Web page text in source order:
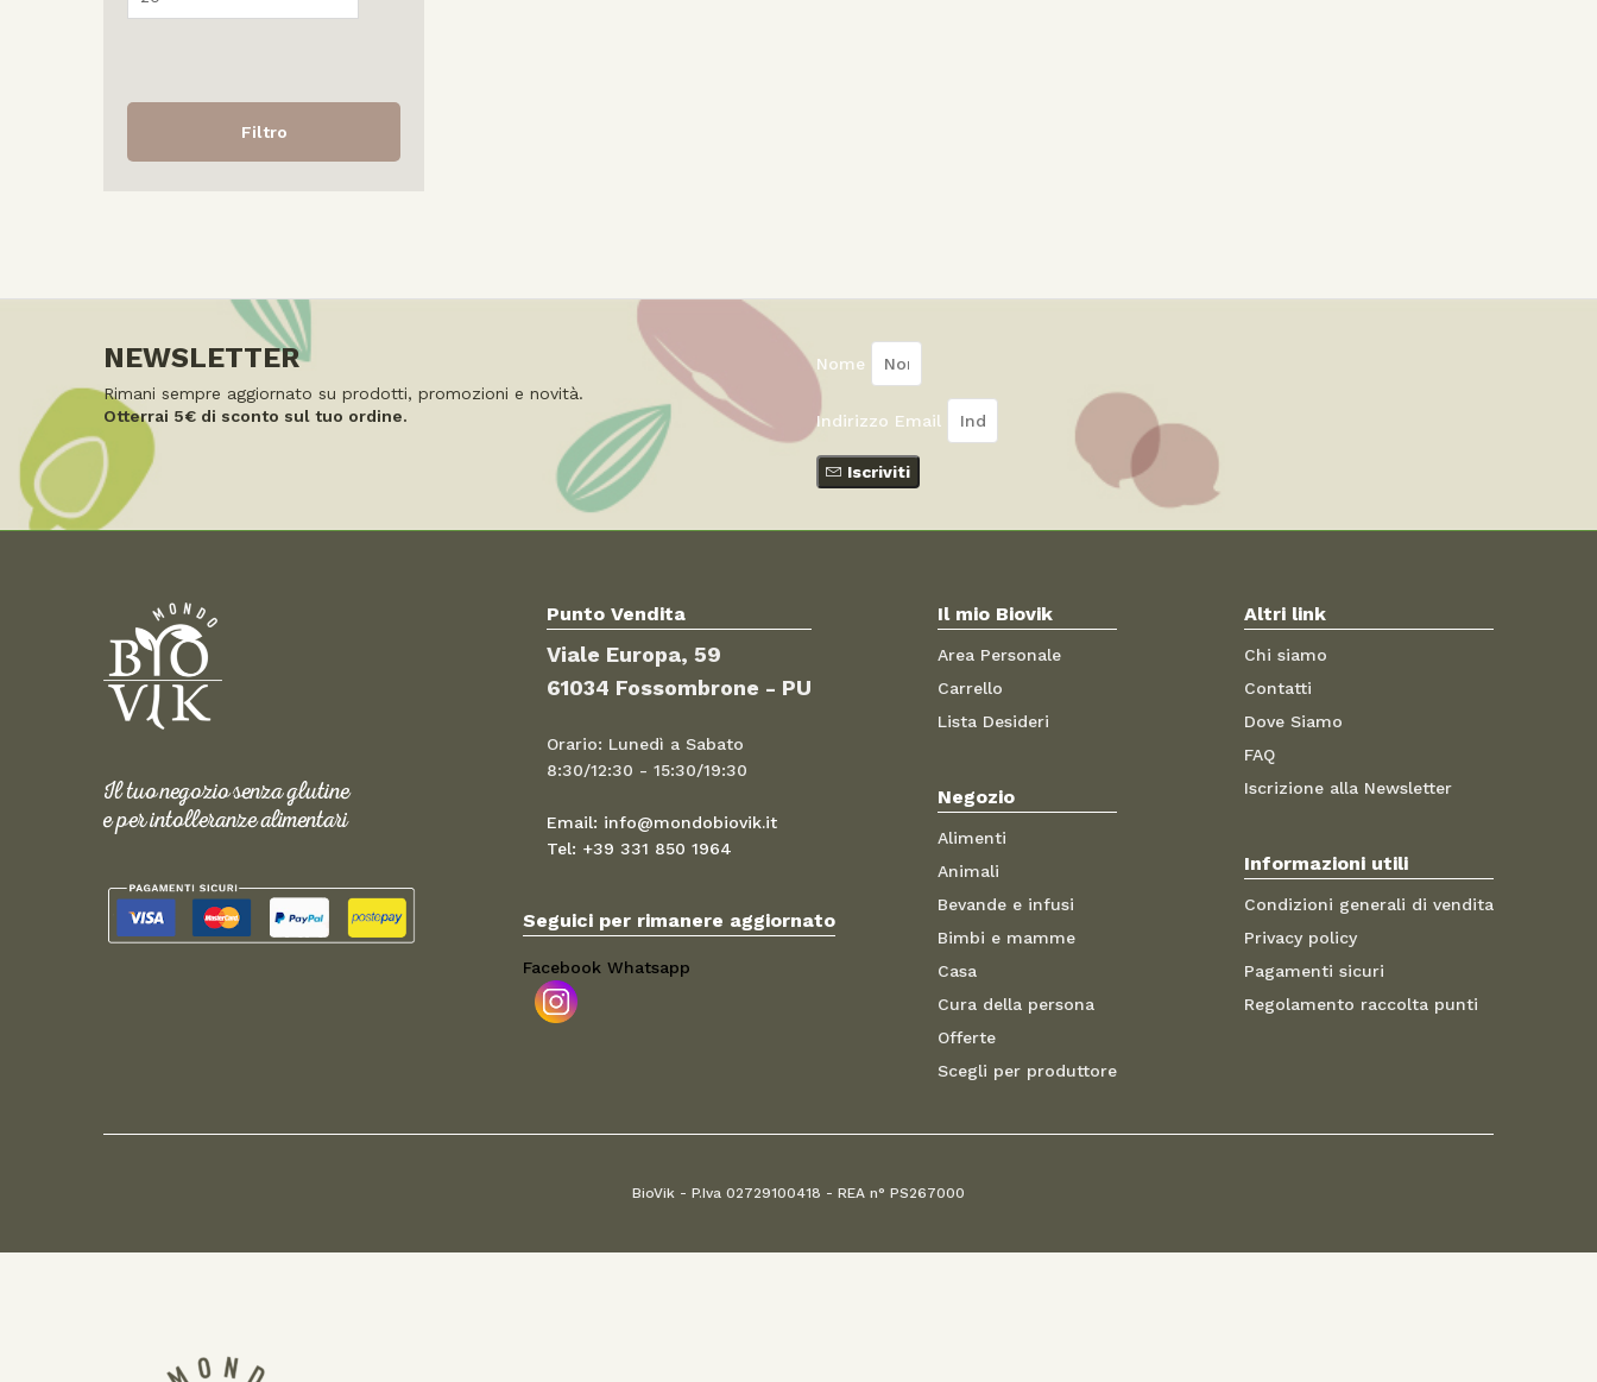
Filtro
NEWSLETTER
Rimani sempre aggiornato su prodotti, promozioni e novità.
Otterrai 5€ di sconto sul tuo ordine.
Nome
Indirizzo Email
Iscriviti
Il tuo negozio senza glutine
e per intolleranze alimentari
Punto Vendita
Viale Europa, 59
61034 Fossombrone - PU
Orario: Lunedì a Sabato
8:30/12:30 - 15:30/19:30
Email: info@mondobiovik.it
Tel: +39 331 850 1964
Seguici per rimanere aggiornato
Facebook Whatsapp
Il mio Biovik
Area Personale
Carrello
Lista Desideri
Negozio
Alimenti
Animali
Bevande e infusi
Bimbi e mamme
Casa
Cura della persona
Offerte
Scegli per produttore
Altri link
Chi siamo
Contatti
Dove Siamo
FAQ
Iscrizione alla Newsletter
Informazioni utili
Condizioni generali di vendita
Privacy policy
Pagamenti sicuri
Regolamento raccolta punti
BioVik - P.Iva 02729100418 - REA n° PS267000